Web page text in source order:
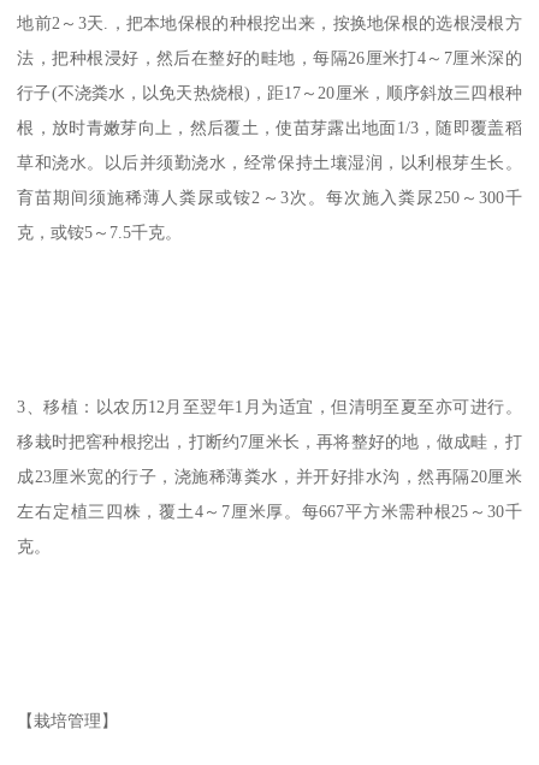
地前2～3天.，把本地保根的种根挖出来，按换地保根的选根浸根方
法，把种根浸好，然后在整好的畦地，每隔26厘米打4～7厘米深的
行子(不浇粪水，以免天热烧根)，距17～20厘米，顺序斜放三四根种
根，放时青嫩芽向上，然后覆土，使苗芽露出地面1/3，随即覆盖稻
草和浇水。以后并须勤浇水，经常保持土壤湿润，以利根芽生长。
育苗期间须施稀薄人粪尿或铵2～3次。每次施入粪尿250～300千
克，或铵5～7.5千克。
3、移植：以农历12月至翌年1月为适宜，但清明至夏至亦可进行。
移栽时把窖种根挖出，打断约7厘米长，再将整好的地，做成畦，打
成23厘米宽的行子，浇施稀薄粪水，并开好排水沟，然再隔20厘米
左右定植三四株，覆土4～7厘米厚。每667平方米需种根25～30千
克。
【栽培管理】